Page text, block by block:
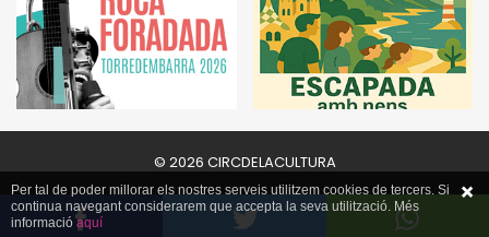
© 2026 CIRCDELACULTURA
Per tal de poder millorar els nostres serveis utilitzem cookies de tercers. Si
continua navegant considerarem que accepta la seva utilització. Més
informacióaquí